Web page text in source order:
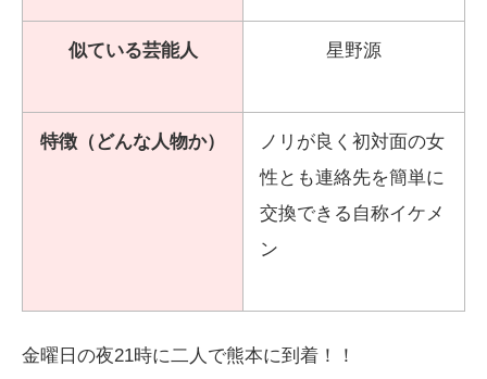
似ている芸能人 星野源
特徴（どんな人物か）
ノリが良く初対面の女
性とも連絡先を簡単に
交換できる自称イケメ
ン
金曜日の夜21時に二人で熊本に到着！！